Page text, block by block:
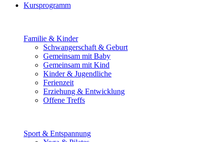
Kursprogramm
Familie & Kinder
Schwangerschaft & Geburt
Gemeinsam mit Baby
Gemeinsam mit Kind
Kinder & Jugendliche
Ferienzeit
Erziehung & Entwicklung
Offene Treffs
Sport & Entspannung